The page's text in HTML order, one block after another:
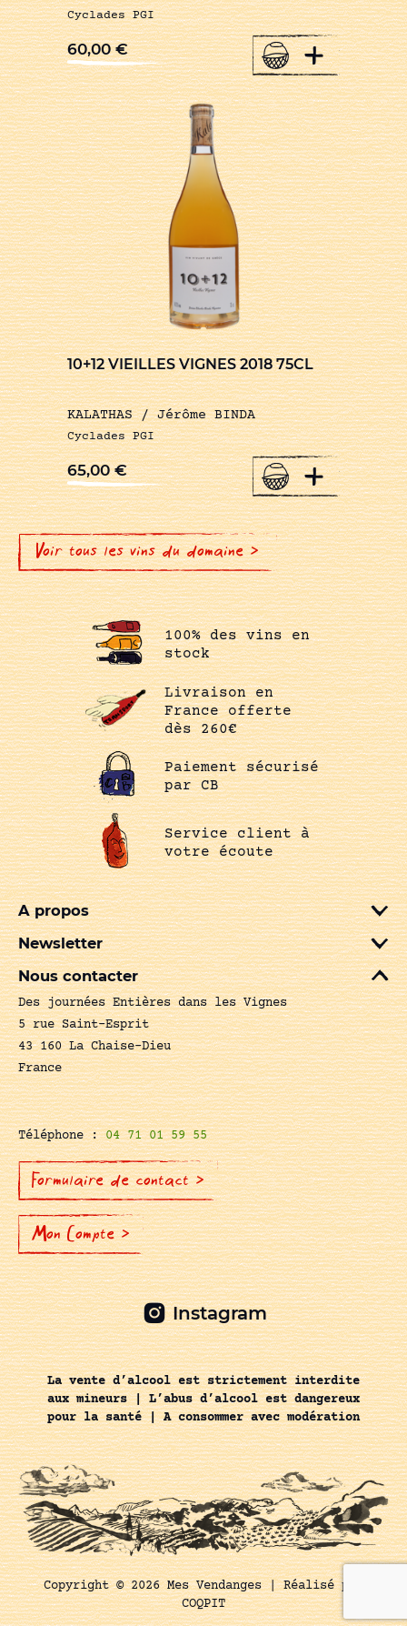
Cyclades PGI
60,00€ +
10+12 VIEILLES VIGNES 2018 75CL
KALATHAS / Jérôme BINDA
Cyclades PGI
65,00€ +
Voir tous les vins du domaine >
100% des vins en
stock
Livraison en
France offerte
dès 260€
Paiement sécurisé
par CB
Service client à
votre écoute
A propos
Newsletter
Nous contacter
Des journées Entières dans les Vignes
5 rue Saint-Esprit
43 160 La Chaise-Dieu
France
Téléphone :04 71 01 59 55
Formulaire de contact >
Mon Compte >
Instagram
La vente d’alcool est strictement interdite
aux mineurs | L’abus d’alcool est dangereux
pour la santé | A consommer avec modération
Copyright © 2026 Mes Vendanges |Réalisé par
COQPIT